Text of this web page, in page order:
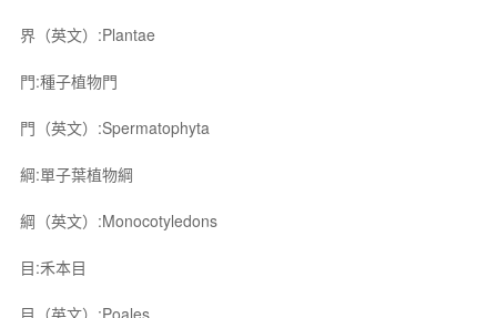
界（英文）:Plantae
門:種子植物門
門（英文）:Spermatophyta
綱:單子葉植物綱
綱（英文）:Monocotyledons
目:禾本目
目（英文）:Poales